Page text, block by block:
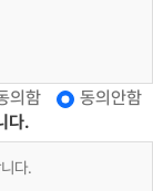
의함
동의안함
다.
다.